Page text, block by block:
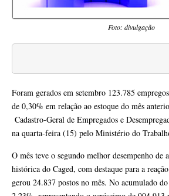
Foto: divulgação
Foram gerados em setembro 123.785
de 0,30% em relação ao estoque do mês
Cadastro-Geral de Empregados e
na quarta-feira (15) pelo Ministério do
O mês teve o segundo melhor desempenho de
histórica do Caged, com destaque para a
gerou 24.837 postos no mês. No acumulado